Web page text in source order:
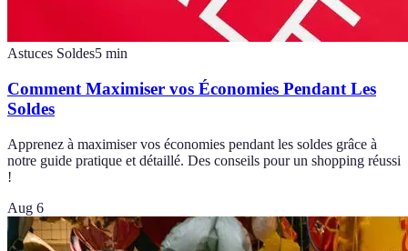
Astuces Soldes5 min
Comment Maximiser vos Économies Pendant Les
Soldes
Apprenez à maximiser vos économies pendant les soldes grâce à
notre guide pratique et détaillé. Des conseils pour un shopping réussi
!
Aug 6